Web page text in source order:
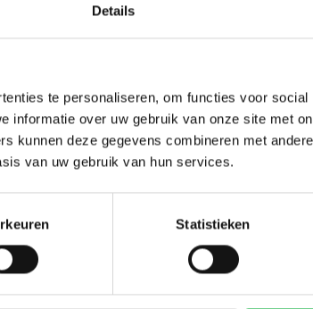
Details
te personaliseren, om functies voor
informatie over uw gebruik van onze site met
kunnen deze gegevens combineren met
van uw gebruik van hun services.
Statistieken